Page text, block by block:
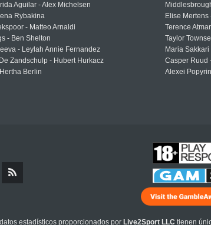
Aguilar - Alex Michelsen
Rybakina
- Matteo Arnaldi
- Ben Shelton
- Leylah Annie Fernandez
Zandschulp - Hubert Hurkacz
Berlin
Elise
Terence
Taylor
Maria
Casper Ruud
Alexei
estadísticos proporcionados por Live2Sport LLC tienen